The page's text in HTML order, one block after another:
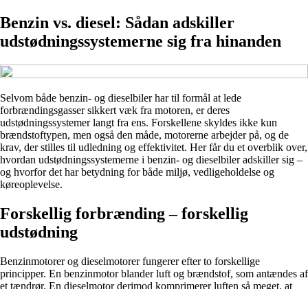
Benzin vs. diesel: Sådan adskiller
udstødningssystemerne sig fra hinanden
Selvom både benzin- og dieselbiler har til formål at lede
forbrændingsgasser sikkert væk fra motoren, er deres
udstødningssystemer langt fra ens. Forskellene skyldes ikke kun
brændstoftypen, men også den måde, motorerne arbejder på, og de
krav, der stilles til udledning og effektivitet. Her får du et overblik over,
hvordan udstødningssystemerne i benzin- og dieselbiler adskiller sig –
og hvorfor det har betydning for både miljø, vedligeholdelse og
køreoplevelse.
Forskellig forbrænding – forskellig
udstødning
Benzinmotorer og dieselmotorer fungerer efter to forskellige
principper. En benzinmotor blander luft og brændstof, som antændes af
et tændrør. En dieselmotor derimod komprimerer luften så meget, at